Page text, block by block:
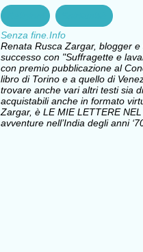
Senza fine.Info
Renata Rusca Zargar, blogger
successo con "Suffragette e
con premio pubblicazione al
libro di Torino e a quello di
trovare anche vari altri testi sia
acquistabili anche in formato
Zargar, è LE MIE LETTERE
avventure nell’India degli anni